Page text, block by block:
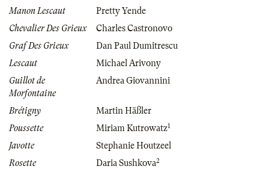
Manon Lescaut
Pretty Yende
Chevalier Des Grieux
Charles Castronovo
Graf Des Grieux
Dan Paul Dumitrescu
Lescaut
Michael Arivony
Guillot de
Morfontaine
Andrea Giovannini
Brétigny
Martin Häßler
Poussette
Miriam Kutrowatz1
Javotte
Stephanie Houtzeel
Rosette
Daria Sushkova2